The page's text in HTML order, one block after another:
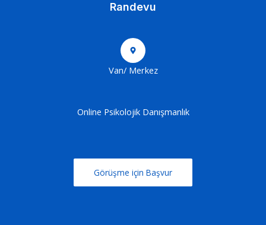
Randevu
Van/ Merkez
Online Psikolojik Danışmanlık
Görüşme için Başvur